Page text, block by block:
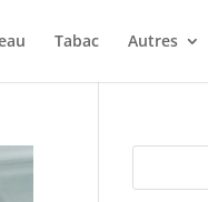
Tabac Autres